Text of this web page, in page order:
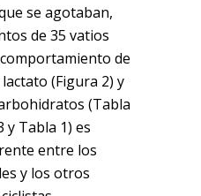
se agotaban,
de 35 vatios
de
(Figura 2) y
(Tabla
y Tabla 1) es
entre los
y los otros